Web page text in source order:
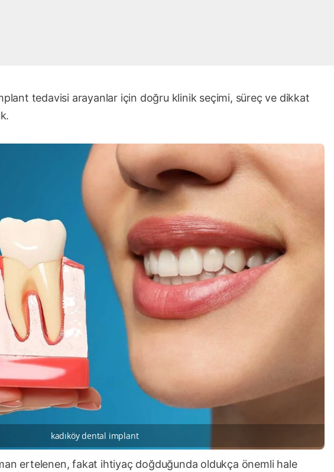
tedavisi arayanlar için doğru klinik seçimi, süreç ve dikkat
kadıköy dental implant
ertelenen, fakat ihtiyaç doğduğunda oldukça önemli hale